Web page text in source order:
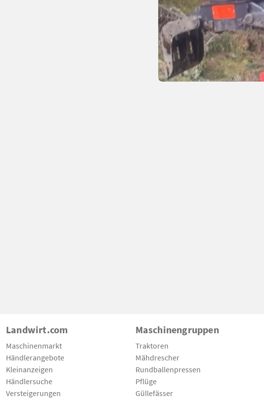
Landwirt.com
Maschinenmarkt
Händlerangebote
Kleinanzeigen
Händlersuche
Versteigerungen
Maschinengruppen
Traktoren
Mähdrescher
Rundballenpressen
Pflüge
Güllefässer